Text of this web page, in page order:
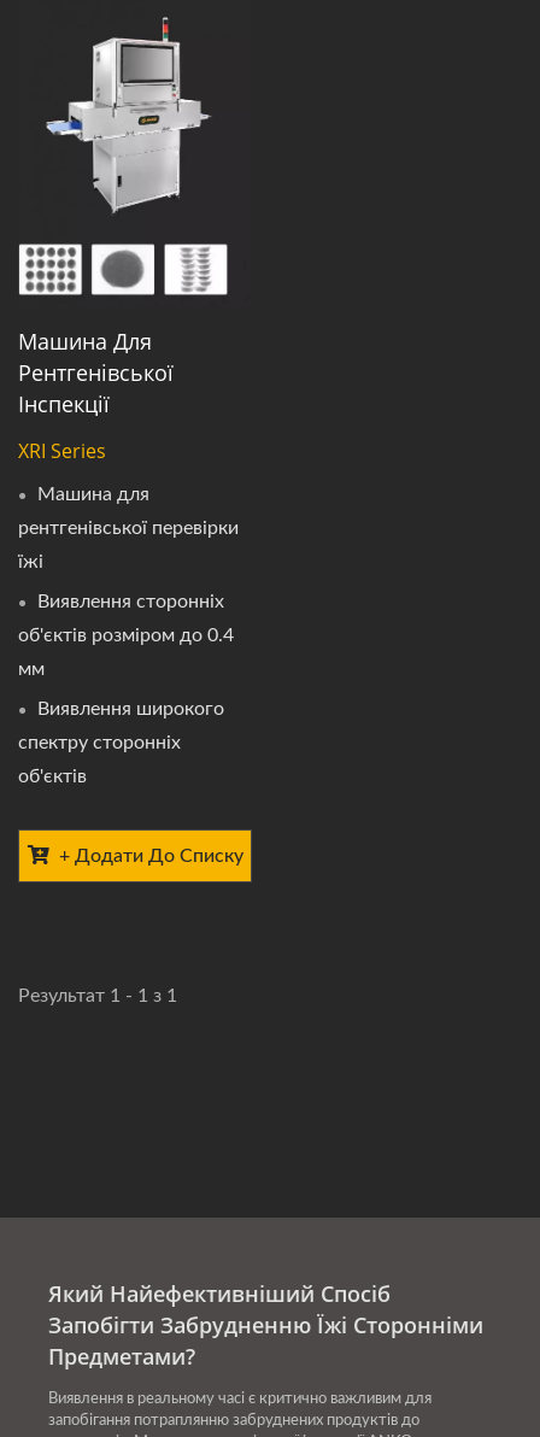
Машина Для
Рентгенівської
Інспекції
XRI Series
Машина для
рентгенівської перевірки
їжі
Виявлення сторонніх
об'єктів розміром до 0.4
мм
Виявлення широкого
спектру сторонніх
об'єктів
+ Додати До Списку
Результат 1 - 1 з 1
Який Найефективніший Спосіб
Запобігти Забрудненню Їжі Сторонніми
Предметами?
Виявлення в реальному часі є критично важливим для
запобігання потраплянню забруднених продуктів до